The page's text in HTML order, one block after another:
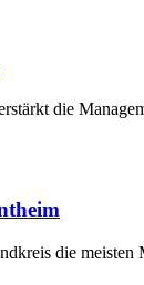
die
die